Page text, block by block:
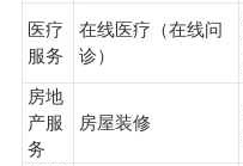
医疗
服务
在线医疗（在线问
诊）
房地
产服
务
房屋装修